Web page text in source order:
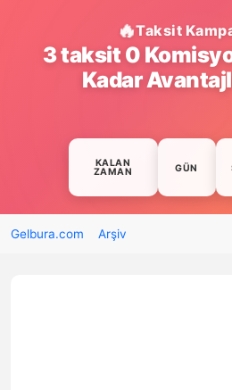
Taksit
3 taksit 0
Kadar
KALAN
ZAMAN GÜN
Gelbura.com Arşiv